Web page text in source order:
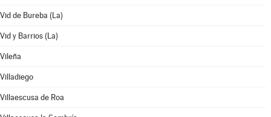
Vid de Bureba (La)
Vid y Barrios (La)
Vileña
Villadiego
Villaescusa de Roa